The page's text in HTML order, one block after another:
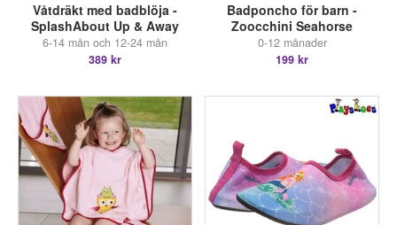
Våtdräkt med badblöja -
SplashAbout Up & Away
6-14 mån och 12-24 mån
389 kr
Badponcho för barn -
Zoocchini Seahorse
0-12 månader
199 kr